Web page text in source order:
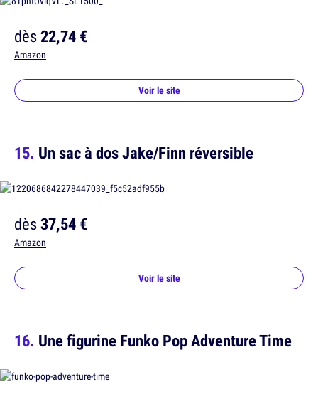
dès22,74 €
Amazon
Voir le site
Un sac à dos Jake/Finn réversible
dès37,54 €
Amazon
Voir le site
Une figurine Funko Pop Adventure Time